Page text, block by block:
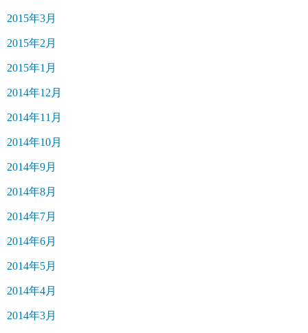
2015年3月
2015年2月
2015年1月
2014年12月
2014年11月
2014年10月
2014年9月
2014年8月
2014年7月
2014年6月
2014年5月
2014年4月
2014年3月